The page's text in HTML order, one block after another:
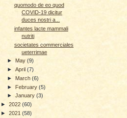
quomodo de eo quod
COVID-19 dicitur
duces nostri a...
infantes lacte mammali
nutriti
societates commerciales
ueterrimae
► May(9)
►April(7)
► March(6)
► February(5)
►January(3)
► 2022 (60)
► 2021 (58)